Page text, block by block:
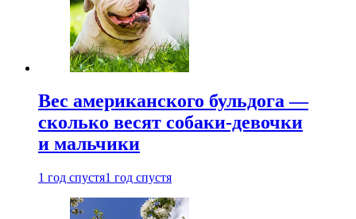
Вес американского бульдога —
сколько весят собаки-девочки
и мальчики
1 год спустя1 год спустя